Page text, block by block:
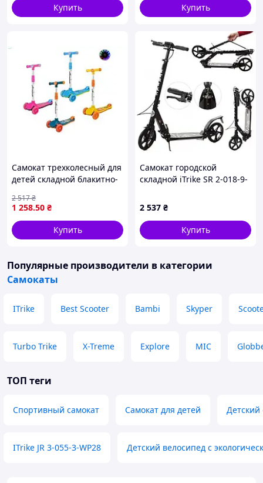
Купить
Купить
Самокат трехколесный для
детей складной блакитно-
из PU пластика
1 258.50 ₴
2 517₴
Купить
Самокат городской
складной iTrike SR 2-018-9-
подростков, Рама из
алюминия со сталью
2 537 ₴
Купить
Популярные производители в категории
Самокаты
ITrike Best Scooter Bambi Skyper
Turbo Trike X-Treme Explore MIC
ТОП теги
Спортивный самокат Самокат для детей Детский
ITrike JR 3-055-3-WP28 Детский велосипед с